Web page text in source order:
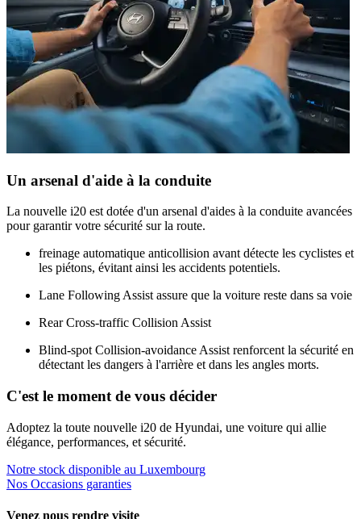
Un arsenal d'aide à la conduite
La nouvelle i20 est dotée d'un arsenal d'aides à la conduite avancées
pour garantir votre sécurité sur la route.
freinage automatique anticollision avant détecte les cyclistes et
les piétons, évitant ainsi les accidents potentiels.
Lane Following Assist assure que la voiture reste dans sa voie
Rear Cross-traffic Collision Assist
Blind-spot Collision-avoidance Assist renforcent la sécurité en
détectant les dangers à l'arrière et dans les angles morts.
C'est le moment de vous décider
Adoptez la toute nouvelle i20 de Hyundai, une voiture qui allie
élégance, performances, et sécurité.
Notre stock disponible au Luxembourg
Nos Occasions garanties
Venez nous rendre visite